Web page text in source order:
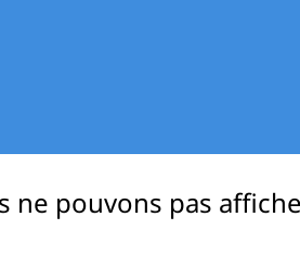
ne pouvons pas